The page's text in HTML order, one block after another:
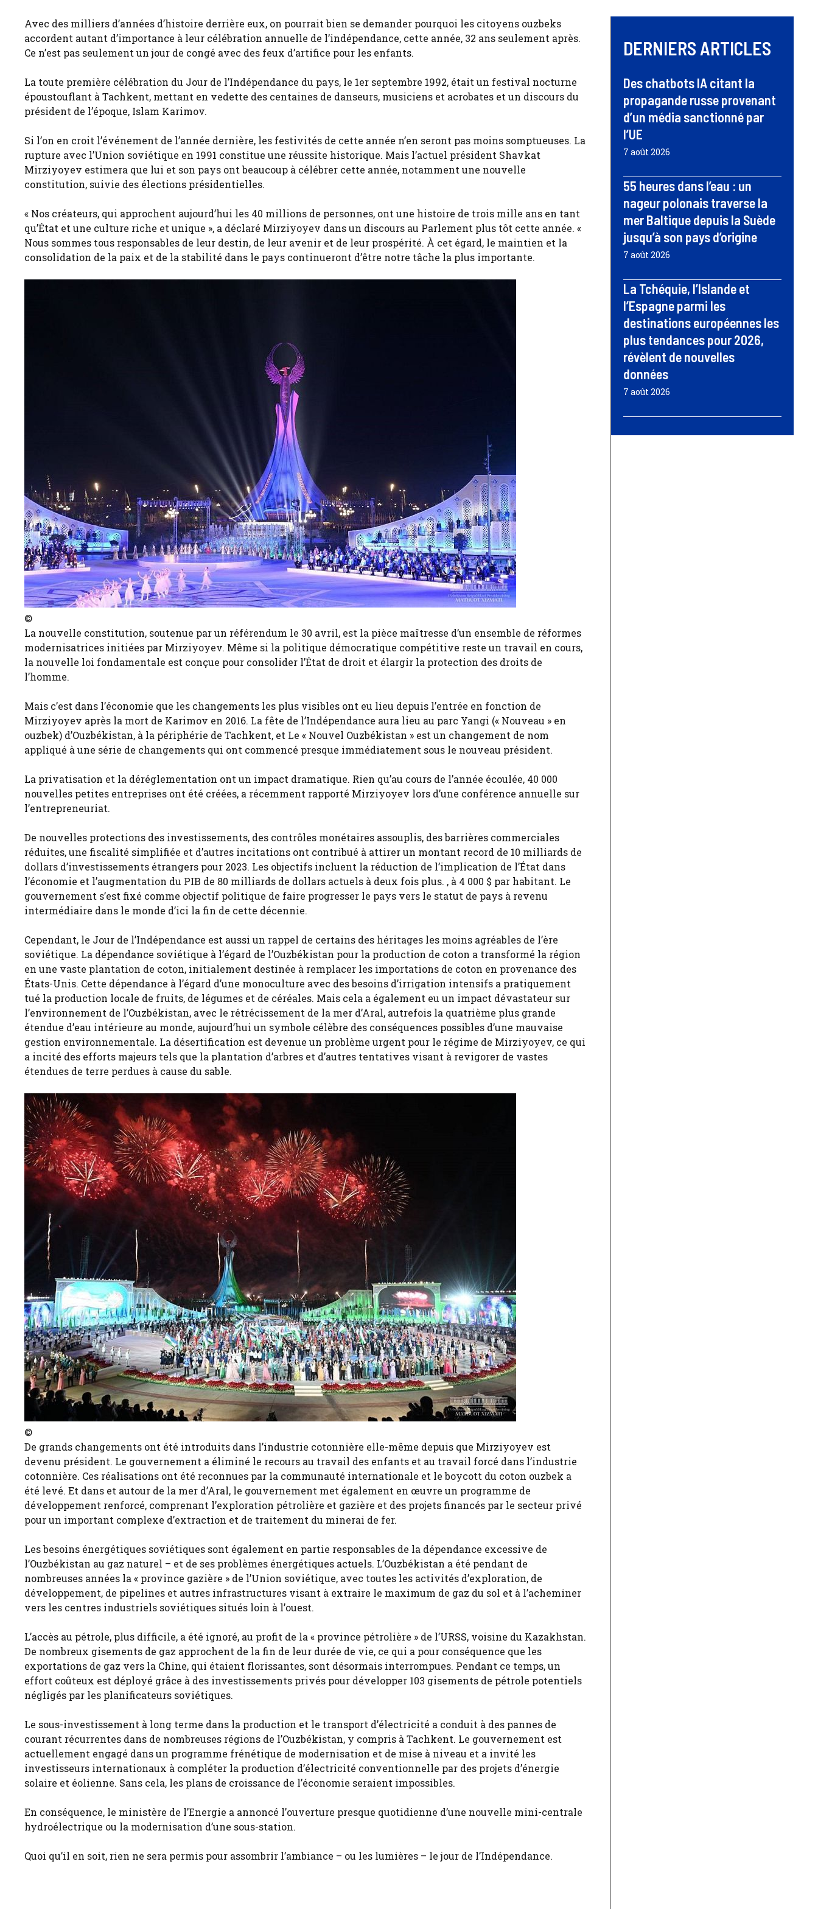
Avec des milliers d’années d’histoire derrière eux, on pourrait bien se demander pourquoi les citoyens ouzbeks
accordent autant d’importance à leur célébration annuelle de l’indépendance, cette année, 32 ans seulement après.
Ce n’est pas seulement un jour de congé avec des feux d’artifice pour les enfants.
La toute première célébration du Jour de l’Indépendance du pays, le 1er septembre 1992, était un festival nocturne
époustouflant à Tachkent, mettant en vedette des centaines de danseurs, musiciens et acrobates et un discours du
président de l’époque, Islam Karimov.
Si l’on en croit l’événement de l’année dernière, les festivités de cette année n’en seront pas moins somptueuses. La
rupture avec l’Union soviétique en 1991 constitue une réussite historique. Mais l’actuel président Shavkat
Mirziyoyev estimera que lui et son pays ont beaucoup à célébrer cette année, notamment une nouvelle
constitution, suivie des élections présidentielles.
« Nos créateurs, qui approchent aujourd’hui les 40 millions de personnes, ont une histoire de trois mille ans en tant
qu’État et une culture riche et unique », a déclaré Mirziyoyev dans un discours au Parlement plus tôt cette année. «
Nous sommes tous responsables de leur destin, de leur avenir et de leur prospérité. À cet égard, le maintien et la
consolidation de la paix et de la stabilité dans le pays continueront d’être notre tâche la plus importante.
©
La nouvelle constitution, soutenue par un référendum le 30 avril, est la pièce maîtresse d’un ensemble de réformes
modernisatrices initiées par Mirziyoyev. Même si la politique démocratique compétitive reste un travail en cours,
la nouvelle loi fondamentale est conçue pour consolider l’État de droit et élargir la protection des droits de
l’homme.
Mais c’est dans l’économie que les changements les plus visibles ont eu lieu depuis l’entrée en fonction de
Mirziyoyev après la mort de Karimov en 2016. La fête de l’Indépendance aura lieu au parc Yangi (« Nouveau » en
ouzbek) d’Ouzbékistan, à la périphérie de Tachkent, et Le « Nouvel Ouzbékistan » est un changement de nom
appliqué à une série de changements qui ont commencé presque immédiatement sous le nouveau président.
La privatisation et la déréglementation ont un impact dramatique. Rien qu’au cours de l’année écoulée, 40 000
nouvelles petites entreprises ont été créées, a récemment rapporté Mirziyoyev lors d’une conférence annuelle sur
l’entrepreneuriat.
De nouvelles protections des investissements, des contrôles monétaires assouplis, des barrières commerciales
réduites, une fiscalité simplifiée et d’autres incitations ont contribué à attirer un montant record de 10 milliards de
dollars d’investissements étrangers pour 2023. Les objectifs incluent la réduction de l’implication de l’État dans
l’économie et l’augmentation du PIB de 80 milliards de dollars actuels à deux fois plus. , à 4 000 $ par habitant. Le
gouvernement s’est fixé comme objectif politique de faire progresser le pays vers le statut de pays à revenu
intermédiaire dans le monde d’ici la fin de cette décennie.
Cependant, le Jour de l’Indépendance est aussi un rappel de certains des héritages les moins agréables de l’ère
soviétique. La dépendance soviétique à l’égard de l’Ouzbékistan pour la production de coton a transformé la région
en une vaste plantation de coton, initialement destinée à remplacer les importations de coton en provenance des
États-Unis. Cette dépendance à l’égard d’une monoculture avec des besoins d’irrigation intensifs a pratiquement
tué la production locale de fruits, de légumes et de céréales. Mais cela a également eu un impact dévastateur sur
l’environnement de l’Ouzbékistan, avec le rétrécissement de la mer d’Aral, autrefois la quatrième plus grande
étendue d’eau intérieure au monde, aujourd’hui un symbole célèbre des conséquences possibles d’une mauvaise
gestion environnementale. La désertification est devenue un problème urgent pour le régime de Mirziyoyev, ce qui
a incité des efforts majeurs tels que la plantation d’arbres et d’autres tentatives visant à revigorer de vastes
étendues de terre perdues à cause du sable.
©
De grands changements ont été introduits dans l’industrie cotonnière elle-même depuis que Mirziyoyev est
devenu président. Le gouvernement a éliminé le recours au travail des enfants et au travail forcé dans l’industrie
cotonnière. Ces réalisations ont été reconnues par la communauté internationale et le boycott du coton ouzbek a
été levé. Et dans et autour de la mer d’Aral, le gouvernement met également en œuvre un programme de
développement renforcé, comprenant l’exploration pétrolière et gazière et des projets financés par le secteur privé
pour un important complexe d’extraction et de traitement du minerai de fer.
Les besoins énergétiques soviétiques sont également en partie responsables de la dépendance excessive de
l’Ouzbékistan au gaz naturel – et de ses problèmes énergétiques actuels. L’Ouzbékistan a été pendant de
nombreuses années la « province gazière » de l’Union soviétique, avec toutes les activités d’exploration, de
développement, de pipelines et autres infrastructures visant à extraire le maximum de gaz du sol et à l’acheminer
vers les centres industriels soviétiques situés loin à l’ouest.
L’accès au pétrole, plus difficile, a été ignoré, au profit de la « province pétrolière » de l’URSS, voisine du Kazakhstan.
De nombreux gisements de gaz approchent de la fin de leur durée de vie, ce qui a pour conséquence que les
exportations de gaz vers la Chine, qui étaient florissantes, sont désormais interrompues. Pendant ce temps, un
effort coûteux est déployé grâce à des investissements privés pour développer 103 gisements de pétrole potentiels
négligés par les planificateurs soviétiques.
Le sous-investissement à long terme dans la production et le transport d’électricité a conduit à des pannes de
courant récurrentes dans de nombreuses régions de l’Ouzbékistan, y compris à Tachkent. Le gouvernement est
actuellement engagé dans un programme frénétique de modernisation et de mise à niveau et a invité les
investisseurs internationaux à compléter la production d’électricité conventionnelle par des projets d’énergie
solaire et éolienne. Sans cela, les plans de croissance de l’économie seraient impossibles.
En conséquence, le ministère de l’Energie a annoncé l’ouverture presque quotidienne d’une nouvelle mini-centrale
hydroélectrique ou la modernisation d’une sous-station.
Quoi qu’il en soit, rien ne sera permis pour assombrir l’ambiance – ou les lumières – le jour de l’Indépendance.
DERNIERS ARTICLES
Des chatbots IA citant la
propagande russe provenant
d’un média sanctionné par
l’UE
7 août 2026
55 heures dans l’eau : un
nageur polonais traverse la
mer Baltique depuis la Suède
jusqu’à son pays d’origine
7 août 2026
La Tchéquie, l’Islande et
l’Espagne parmi les
destinations européennes les
plus tendances pour 2026,
révèlent de nouvelles
données
7 août 2026